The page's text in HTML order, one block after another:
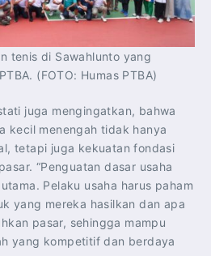
tenis di Sawahlunto yang
(FOTO: Humas PTBA)
juga mengingatkan, bahwa
kecil menengah tidak hanya
tetapi juga kekuatan fondasi
“Penguatan dasar usaha
Pelaku usaha harus paham
yang mereka hasilkan dan apa
pasar, sehingga mampu
yang kompetitif dan berdaya